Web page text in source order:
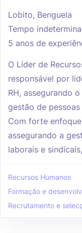
Lobito, Benguela
Tempo
5 anos de
O Líder de
responsável por
RH, assegurando
gestão de
Com forte
assegurando a
laborais e
Recursos Humanos
Formação e
Recrutamento e